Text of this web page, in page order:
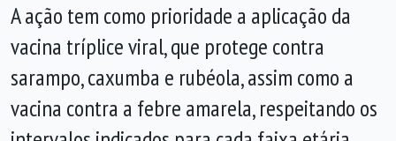
A ação tem como prioridade a aplicação da
vacina tríplice viral, que protege contra
sarampo, caxumba e rubéola, assim como a
vacina contra a febre amarela, respeitando os